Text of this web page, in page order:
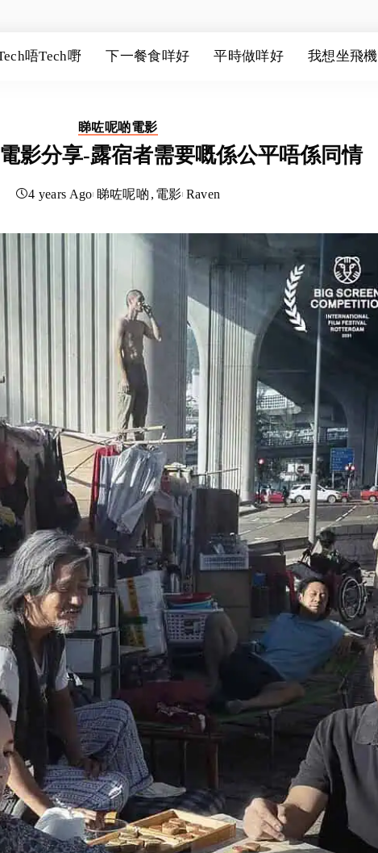
唔Tech嘢 下一餐食咩好 平時做咩好 我想坐飛機
睇咗呢啲電影
電影分享-露宿者需要嘅係公平唔係同情
4 years Ago 睇咗呢啲 電影 Raven